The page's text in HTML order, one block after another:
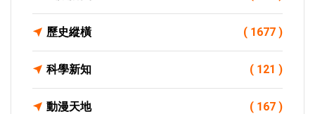
歷史縱橫 ( 1677 )
科學新知 ( 121 )
動漫天地 ( 167 )